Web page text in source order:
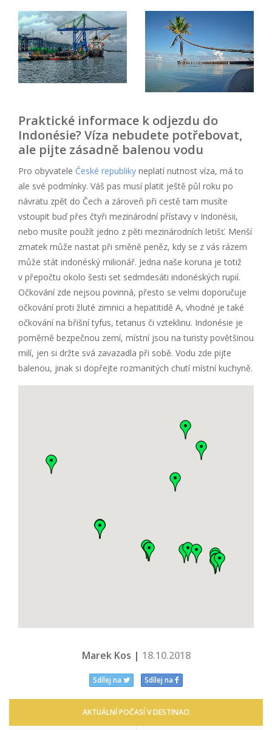
Praktické informace k odjezdu do
Indonésie? Víza nebudete potřebovat,
ale pijte zásadně balenou vodu
Pro obyvatele České republiky neplatí nutnost víza, má to
ale své podmínky. Váš pas musí platit ještě půl roku po
návratu zpět do Čech a zároveň při cestě tam musíte
vstoupit buď přes čtyři mezinárodní přístavy v Indonésii,
nebo musíte použít jedno z pěti mezinárodních letišť. Menší
zmatek může nastat při směně peněz, kdy se z vás rázem
může stát indonéský milionář. Jedna naše koruna je totiž
v přepočtu okolo šesti set sedmdesáti indonéských rupií.
Očkování zde nejsou povinná, přesto se velmi doporučuje
očkování proti žluté zimnici a hepatitidě A, vhodné je také
očkování na břišní tyfus, tetanus či vzteklinu. Indonésie je
poměrně bezpečnou zemí, místní jsou na turisty povětšinou
milí, jen si držte svá zavazadla při sobě. Vodu zde pijte
balenou, jinak si dopřejte rozmanitých chutí místní kuchyně.
Marek Kos | 18.10.2018
Sdílej na Sdílej na
AKTUÁLNÍ POČASÍ V DESTINACI